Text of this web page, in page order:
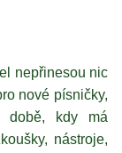
nepřinesou nic
nové písničky,
době, kdy má
nástroje,